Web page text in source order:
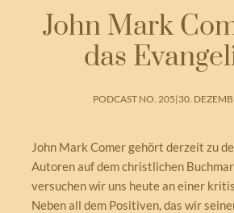
John Mark
das
PODCAST NO. 205|30.
John Mark Comer gehört derzeit zu
Autoren auf dem christlichen
versuchen wir uns heute an einer
Neben all dem Positiven, das wir